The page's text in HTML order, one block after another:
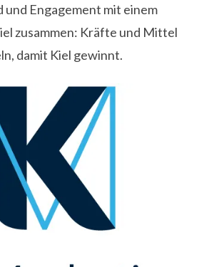
und Engagement mit einem
zusammen: Kräfte und Mittel
damit Kiel gewinnt.